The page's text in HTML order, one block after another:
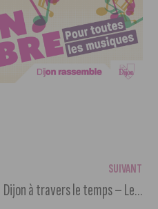
SUIVANT
Dijon à travers le temps – Le jardin de l’Arquebuse